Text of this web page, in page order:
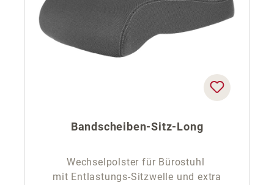
Bandscheiben-Sitz-Long
Wechselpolster für Bürostuhl
mit Entlastungs-Sitzwelle und extra